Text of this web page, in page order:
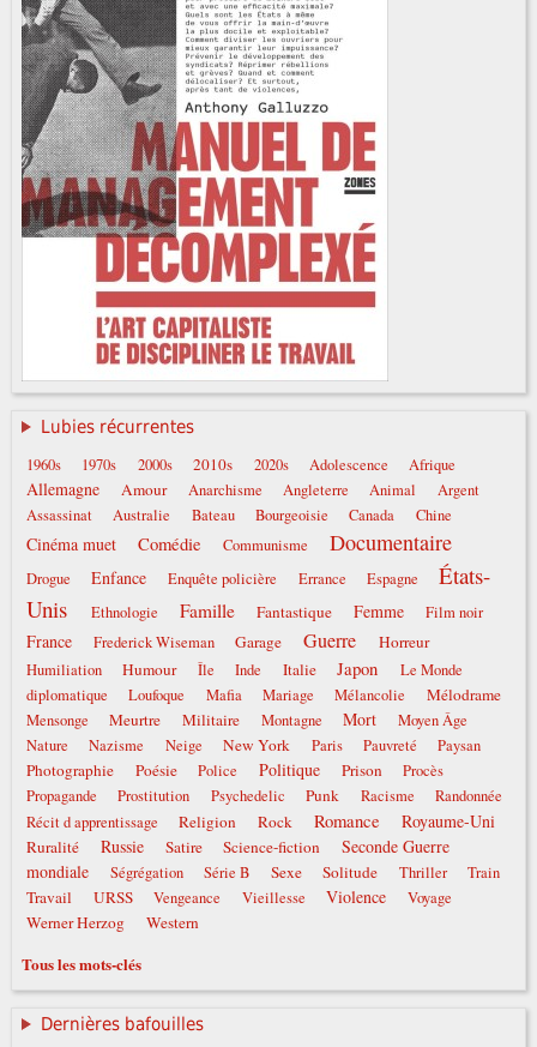
Lubies récurrentes
1960s 1970s 2000s 2010s 2020s Adolescence Afrique
Allemagne Amour Anarchisme Angleterre Animal
Argent
Assassinat
Australie Bateau Bourgeoisie Canada Chine
Cinéma muet Comédie Communisme Documentaire
Drogue Enfance Enquête policière Errance Espagne
États-
Unis
Ethnologie Famille Fantastique Femme Film noir
France Frederick Wiseman Garage Guerre Horreur
Humiliation Humour Île Inde Italie Japon
Le Monde
diplomatique
Loufoque Mafia Mariage Mélancolie Mélodrame
Mensonge Meurtre Militaire Montagne Mort
Moyen Âge
Nature
Nazisme Neige New York Paris Pauvreté Paysan
Photographie Poésie Police Politique Prison
Procès
Propagande
Prostitution Psychedelic Punk Racisme
Randonnée
Récit d apprentissage
Religion Rock Romance Royaume-Uni
Ruralité Russie Satire Science-fiction
Seconde Guerre
mondiale
Ségrégation Série B Sexe Solitude Thriller Train
Travail URSS Vengeance Vieillesse Violence Voyage
Werner Herzog Western
Tous les mots-clés
Dernières bafouilles